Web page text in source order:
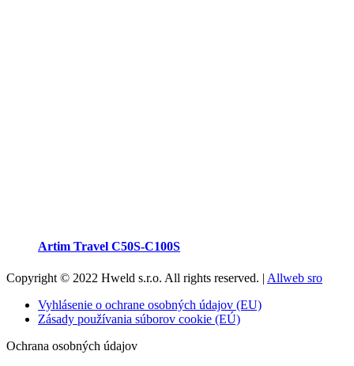
Artim Travel C50S-C100S
Copyright © 2022 Hweld s.r.o. All rights reserved. | Allweb sro
Vyhlásenie o ochrane osobných údajov (EU)
Zásady používania súborov cookie (EÚ)
Ochrana osobných údajov